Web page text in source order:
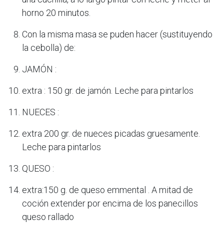
horno 20 minutos.
Con la misma masa se puden hacer (sustituyendo
la cebolla) de:
JAMÓN :
extra : 150 gr. de jamón. Leche para pintarlos
NUECES :
extra 200 gr. de nueces picadas gruesamente.
Leche para pintarlos
QUESO :
extra:150 g. de queso emmental . A mitad de
coción extender por encima de los panecillos
queso rallado